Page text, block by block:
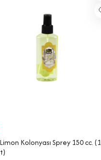
Kolonyası Sprey 150 cc. (1